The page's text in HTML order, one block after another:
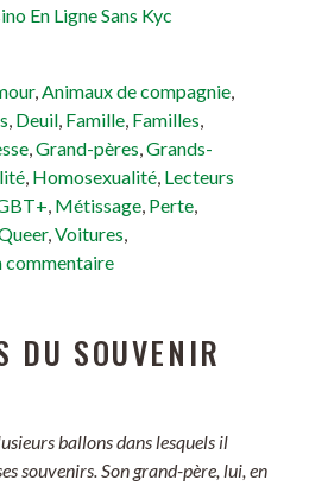
En Ligne Sans Kyc
,Animaux de compagnie,
, Deuil, Famille, Familles,
,Grand-pères,Grands-
, Homosexualité, Lecteurs
, Métissage, Perte,
,Voitures,
commentaire
DU SOUVENIR
ballons dans lesquels il
souvenirs. Son grand-père, lui, en